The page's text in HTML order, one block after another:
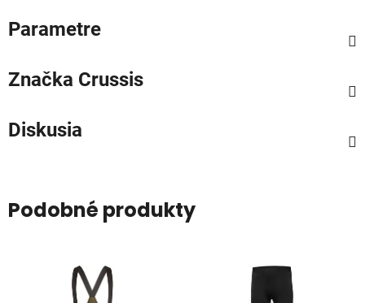
Parametre
Značka Crussis
Diskusia
Podobné produkty